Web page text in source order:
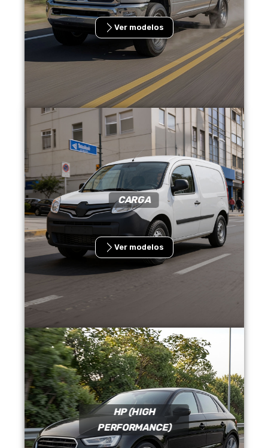
Ver modelos
CARGA
Ver modelos
HP (HIGH
PERFORMANCE)